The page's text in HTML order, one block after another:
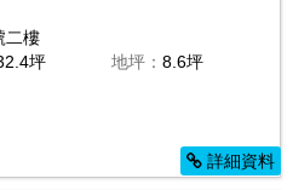
二樓
坪 地坪：8.6坪
詳細資料